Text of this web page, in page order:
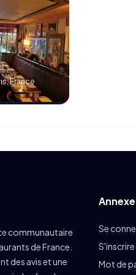
France
communautaire
de France.
des avis et une
Annexe
Se
S'inscrire
Mot de